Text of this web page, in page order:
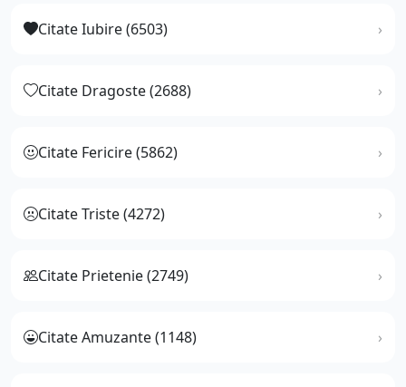
Citate Iubire (6503)
Citate Dragoste (2688)
Citate Fericire (5862)
Citate Triste (4272)
Citate Prietenie (2749)
Citate Amuzante (1148)